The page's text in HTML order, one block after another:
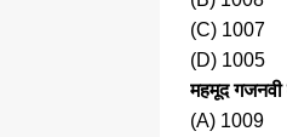
(C) 1007
(D) 1005
महमूद गजनवी
(A) 1009